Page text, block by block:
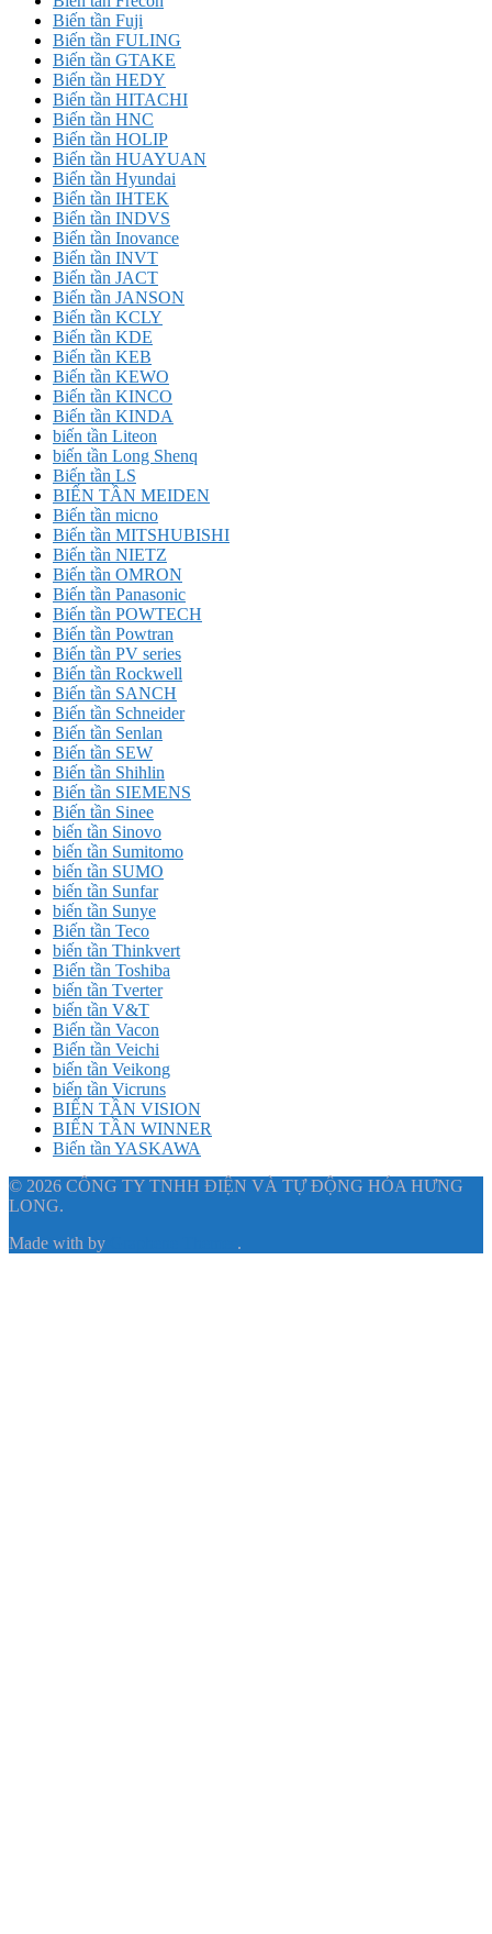
Biến tần Fuji
Biến tần FULING
Biến tần GTAKE
Biến tần HEDY
Biến tần HITACHI
Biến tần HNC
Biến tần HOLIP
Biến tần HUAYUAN
Biến tần Hyundai
Biến tần IHTEK
Biến tần INDVS
Biến tần Inovance
Biến tần INVT
Biến tần JACT
Biến tần JANSON
Biến tần KCLY
Biến tần KDE
Biến tần KEB
Biến tần KEWO
Biến tần KINCO
Biến tần KINDA
biến tần Liteon
biến tần Long Shenq
Biến tần LS
BIẾN TẦN MEIDEN
Biến tần micno
Biến tần MITSHUBISHI
Biến tần NIETZ
Biến tần OMRON
Biến tần Panasonic
Biến tần POWTECH
Biến tần Powtran
Biến tần PV series
Biến tần Rockwell
Biến tần SANCH
Biến tần Schneider
Biến tần Senlan
Biến tần SEW
Biến tần Shihlin
Biến tần SIEMENS
Biến tần Sinee
biến tần Sinovo
biến tần Sumitomo
biến tần SUMO
biến tần Sunfar
biến tần Sunye
Biến tần Teco
biến tần Thinkvert
Biến tần Toshiba
biến tần Tverter
biến tần V&T
Biến tần Vacon
Biến tần Veichi
biến tần Veikong
biến tần Vicruns
BIẾN TẦN VISION
BIẾN TẦN WINNER
Biến tần YASKAWA
© 2026 CÔNG TY TNHH ĐIỆN VÀ TỰ ĐỘNG HÓA HƯNG
LONG.
Made with by .